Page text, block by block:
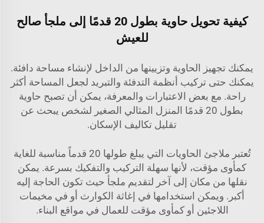
كيفية تحويل حاوية بطول 20 قدمًا إلى ملجأ صالح
للعيش
يمكنك تجهيز الحاوية وتزيينها من الداخل لإنشاء مساحة دافئة.
يمكنك حتى تركيب أنظمة التدفئة والتبريد لجعل المساحة أكثر
راحة. مع بعض الاعتبارات والمعرفة، يمكن أن تصبح حاوية
بطول 20 قدمًا المنزل المثالي الصغير لشخص يبحث عن
تقليل تكاليف الإسكان.
تُعتبر ملاجئ الحاويات التي يبلغ طولها 20 قدماً مناسبة للغاية
كمأوى مؤقت، لأنها سهلة التركيب والتفكيك بسرعة. يمكن
نقلها من مكان إلى آخر لتقديم ملجأ حيث تكون الحاجة إليه
أكبر. ويمكن استخدامها في إغاثة الكوارث أو في مخيمات
اللاجئين أو كمأوى مؤقت للعمال في مواقع البناء.